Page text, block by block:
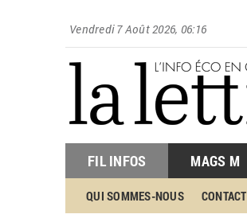
Vendredi 7 Août 2026, 06:16
FIL INFOS MAGS M
QUI SOMMES-NOUS CONTACT